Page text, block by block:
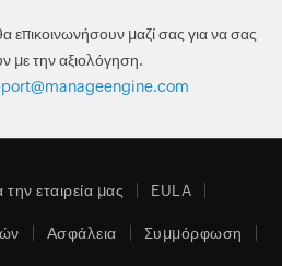
επικοινωνήσουν μαζί σας για να σας
με την αξιολόγηση.
εταιρεία μας EULA
Ασφάλεια Συμμόρφωση